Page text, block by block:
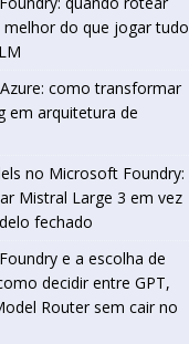
melhor do que jogar tudo
como transformar
em arquitetura de
no Microsoft Foundry:
Mistral Large 3 em vez
fechado
e a escolha de
decidir entre GPT,
Router sem cair no